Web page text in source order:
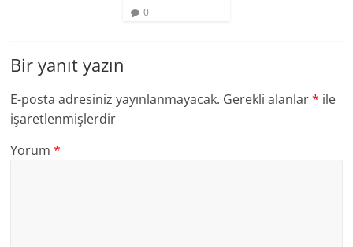
0
Bir yanıt yazın
E-posta adresiniz yayınlanmayacak. Gerekli alanlar* ile
işaretlenmişlerdir
Yorum*